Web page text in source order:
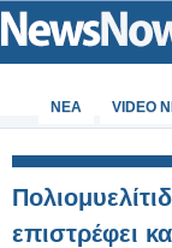
ΝΕΑ VIDEO
επιστρέφει